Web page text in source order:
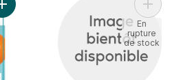
Ajouter Ballons en latex de 12 po, 10 ct -
Ajouter
En
rupture
de stock